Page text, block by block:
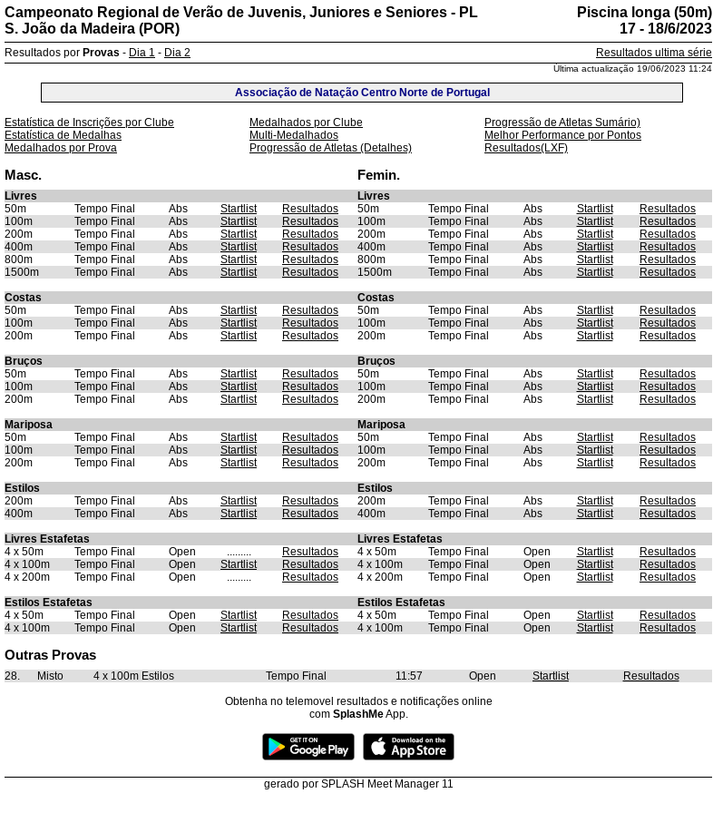
Campeonato Regional de Verão de Juvenis, Juniores e Seniores - PL
Piscina longa (50m)
S. João da Madeira (POR)
17 - 18/6/2023
Resultados por Provas - Dia 1 - Dia 2 Resultados ultima série
Última actualização 19/06/2023 11:24
Associação de Natação Centro Norte de Portugal
Estatística de Inscrições por Clube Medalhados por Clube
Progressão de Atletas Sumário)
Estatística de Medalhas
Multi-Medalhados
Melhor Performance por Pontos
Medalhados por Prova
Progressão de Atletas (Detalhes) Resultados(LXF)
Masc. Femin.
Livres
Livres
50m
Tempo Final Abs Startlist Resultados 50m Tempo Final Abs Startlist
Resultados
100m
Tempo Final Abs Startlist Resultados 100m Tempo Final Abs Startlist
Resultados
200m
Tempo Final Abs Startlist Resultados 200m Tempo Final Abs Startlist
Resultados
400m
Tempo Final Abs Startlist Resultados 400m Tempo Final Abs Startlist
Resultados
800m
Tempo Final Abs Startlist Resultados 800m Tempo Final Abs Startlist
Resultados
1500m
Tempo Final Abs Startlist Resultados 1500m Tempo Final Abs Startlist
Resultados
Costas
Costas
50m
Tempo Final Abs Startlist Resultados 50m Tempo Final Abs Startlist
Resultados
100m
Tempo Final Abs Startlist Resultados 100m Tempo Final Abs Startlist
Resultados
200m
Tempo Final Abs Startlist Resultados 200m Tempo Final Abs Startlist
Resultados
Bruços
Bruços
50m
Tempo Final Abs Startlist Resultados 50m Tempo Final Abs Startlist
Resultados
100m
Tempo Final Abs Startlist Resultados 100m Tempo Final Abs Startlist
Resultados
200m
Tempo Final Abs Startlist Resultados 200m Tempo Final Abs Startlist
Resultados
Mariposa
Mariposa
50m
Tempo Final Abs Startlist Resultados 50m Tempo Final Abs Startlist
Resultados
100m
Tempo Final Abs Startlist Resultados 100m Tempo Final Abs Startlist
Resultados
200m
Tempo Final Abs Startlist Resultados 200m Tempo Final Abs Startlist
Resultados
Estilos
Estilos
200m
Tempo Final Abs Startlist Resultados 200m Tempo Final Abs Startlist
Resultados
400m
Tempo Final Abs Startlist Resultados 400m Tempo Final Abs Startlist
Resultados
Livres Estafetas
Livres Estafetas
4 x 50m
Tempo Final Open ......... Resultados 4 x 50m Tempo Final Open Startlist
Resultados
4 x 100m
Tempo Final Open Startlist Resultados 4 x 100m Tempo Final Open Startlist
Resultados
4 x 200m
Tempo Final Open ......... Resultados 4 x 200m Tempo Final Open Startlist
Resultados
Estilos Estafetas
Estilos Estafetas
4 x 50m
Tempo Final Open Startlist Resultados 4 x 50m Tempo Final Open Startlist
Resultados
4 x 100m
Tempo Final Open Startlist Resultados 4 x 100m Tempo Final Open Startlist Resultados
Outras Provas
28. Misto 4 x 100m Estilos Tempo Final 11:57 Open Startlist
Resultados
Obtenha no telemovel resultados e notificações online
com SplashMeApp.
gerado por SPLASH Meet Manager 11